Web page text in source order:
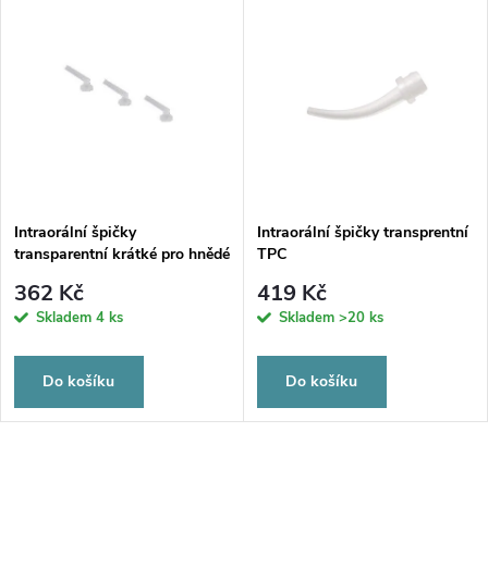
Intraorální špičky
transparentní krátké pro hnědé
362 Kč
Skladem 4 ks
Do košíku
Intraorální špičky transprentní
TPC
419 Kč
Skladem >20 ks
Do košíku